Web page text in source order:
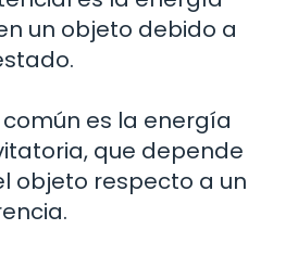
un objeto debido a
es la energía
que depende
objeto respecto a un